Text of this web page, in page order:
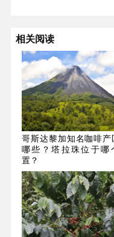
相关阅读
哥斯达黎加知名咖啡产
哪些？塔拉珠位于哪
置？